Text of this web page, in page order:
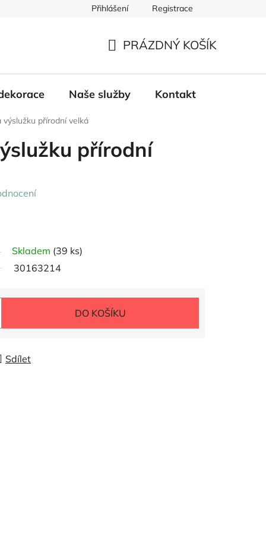
Přihlášení Registrace
KOŠÍK
PRÁZDNÝ KOŠÍK
Naše služby Kontakt
výslužku přírodní velká
přírodní
Skladem (39 ks)
30163214
DO KOŠÍKU
Sdílet